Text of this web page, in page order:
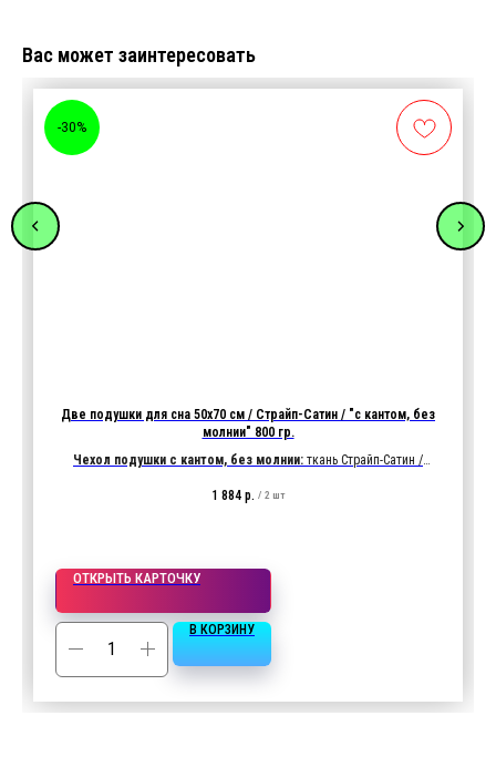
Вас может заинтересовать
-30%
Две подушки для сна 50х70 см / Страйп-Сатин / "с кантом, без
молнии" 800 гр.
Чехол подушки с кантом, без молнии: ткань Страйп-Сатин /
Характеристики ткани:135 гр/м2, 100% хлопок
1 884 р. / 2 шт
ОТКРЫТЬ КАРТОЧКУ
В КОРЗИНУ